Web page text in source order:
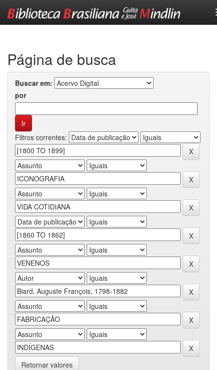
Página de busca
Buscar em:
por
Filtros correntes:
Retornar valores